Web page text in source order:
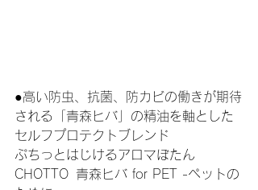
●高い防虫、抗菌、防カビの働きが期待
される「青森ヒバ」の精油を軸とした
セルフプロテクトブレンド
ぷちっとはじけるアロマぼたん
CHOTTO  青森ヒバ for PET -ペットの